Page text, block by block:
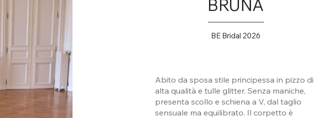
BRUNA
BE Bridal 2026
Abito da sposa stile principessa in pizzo di
alta qualità e tulle glitter. Senza maniche,
presenta scollo e schiena a V, dal taglio
sensuale ma equilibrato. Il corpetto è